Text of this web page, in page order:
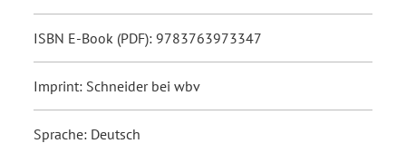
ISBN E-Book (PDF): 9783763973347
Imprint: Schneider bei wbv
Sprache: Deutsch